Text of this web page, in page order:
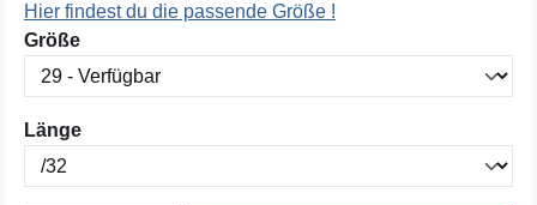
Hier findest du die passende Größe !
Größeauswählen
Längeauswählen